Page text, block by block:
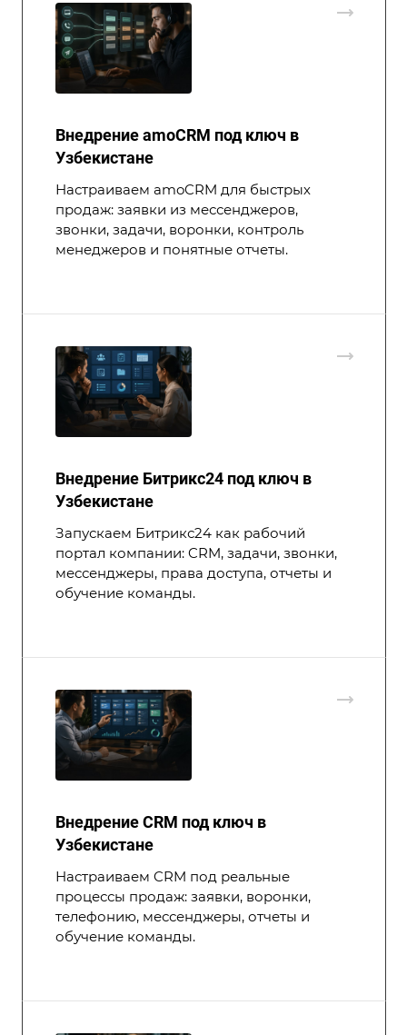
Внедрение amoCRM под ключ в
Узбекистане
Настраиваем amoCRM для быстрых
продаж: заявки из мессенджеров,
звонки, задачи, воронки, контроль
менеджеров и понятные отчеты.
Внедрение Битрикс24 под ключ в
Узбекистане
Запускаем Битрикс24 как рабочий
портал компании: CRM, задачи, звонки,
мессенджеры, права доступа, отчеты и
обучение команды.
Внедрение CRM под ключ в
Узбекистане
Настраиваем CRM под реальные
процессы продаж: заявки, воронки,
телефонию, мессенджеры, отчеты и
обучение команды.